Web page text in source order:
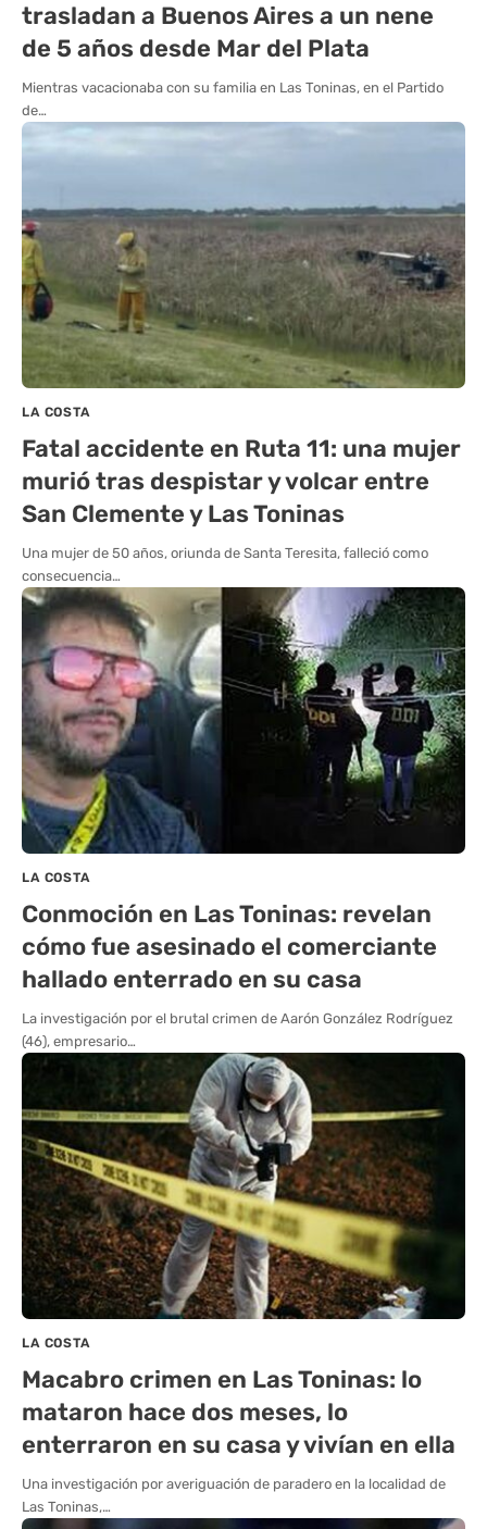
trasladan a Buenos Aires a un nene
de 5 años desde Mar del Plata
Mientras vacacionaba con su familia en Las Toninas, en el Partido
de…
LA COSTA
Fatal accidente en Ruta 11: una mujer
murió tras despistar y volcar entre
San Clemente y Las Toninas
Una mujer de 50 años, oriunda de Santa Teresita, falleció como
consecuencia…
LA COSTA
Conmoción en Las Toninas: revelan
cómo fue asesinado el comerciante
hallado enterrado en su casa
La investigación por el brutal crimen de Aarón González Rodríguez
(46), empresario…
LA COSTA
Macabro crimen en Las Toninas: lo
mataron hace dos meses, lo
enterraron en su casa y vivían en ella
Una investigación por averiguación de paradero en la localidad de
Las Toninas,…